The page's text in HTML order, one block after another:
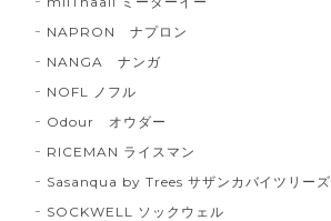
NAPRON ナプロン
NANGA ナンガ
NOFL ノフル
Odour オウダー
RICEMAN ライスマン
Sasanqua by Trees サザンカバイツリーズ
SOCKWELL ソックウェル